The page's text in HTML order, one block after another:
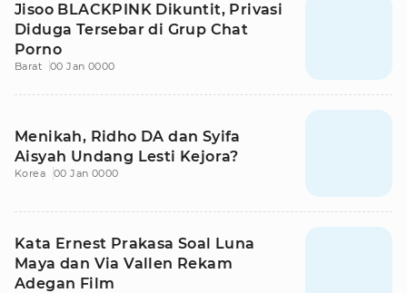
Jisoo BLACKPINK Dikuntit, Privasi
Diduga Tersebar di Grup Chat
Porno
Barat 00 Jan 0000
Menikah, Ridho DA dan Syifa
Aisyah Undang Lesti Kejora?
Korea 00 Jan 0000
Kata Ernest Prakasa Soal Luna
Maya dan Via Vallen Rekam
Adegan Film